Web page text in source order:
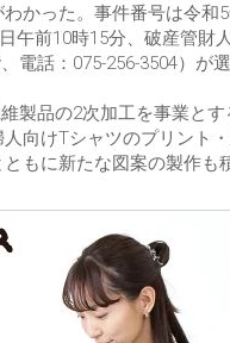
かった。事件番号は令
午前10時15分、破産管
話：075-256-3504）が選
製品の2次加工を事業と
向けTシャツのプリント
もに新たな図案の製作も